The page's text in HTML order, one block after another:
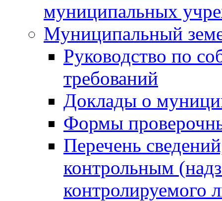
муниципальных
Муниципальный
Руководство по
требований
Доклады о
Формы
Перечень
контрольным
контролируемого